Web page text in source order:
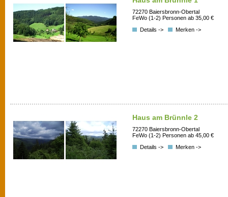
72270 Baiersbronn-Obertal
FeWo (1-2) Personen ab 35,00 €
Details ->
Merken ->
Haus am Brünnle 2
72270 Baiersbronn-Obertal
FeWo (1-2) Personen ab 45,00 €
Details ->
Merken ->